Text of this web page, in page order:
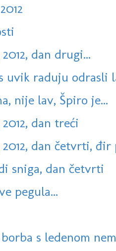
dan drugi...
uvik raduju odrasli
nije lav, Špiro je...
dan treći
dan četvrti, đir
sniga, dan četvrti
pegula...
s ledenom